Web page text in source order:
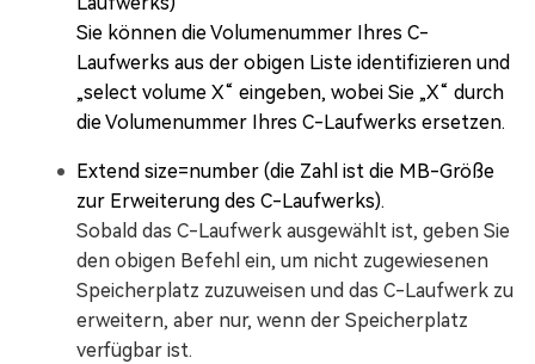
Sie können die Volumenummer Ihres C-
Laufwerks aus der obigen Liste identifizieren und
„select volume X“ eingeben, wobei Sie „X“ durch
die Volumenummer Ihres C-Laufwerks ersetzen.
Extend size=number (die Zahl ist die MB-Größe
zur Erweiterung des C-Laufwerks).
Sobald das C-Laufwerk ausgewählt ist, geben Sie
den obigen Befehl ein, um nicht zugewiesenen
Speicherplatz zuzuweisen und das C-Laufwerk zu
erweitern, aber nur, wenn der Speicherplatz
verfügbar ist.